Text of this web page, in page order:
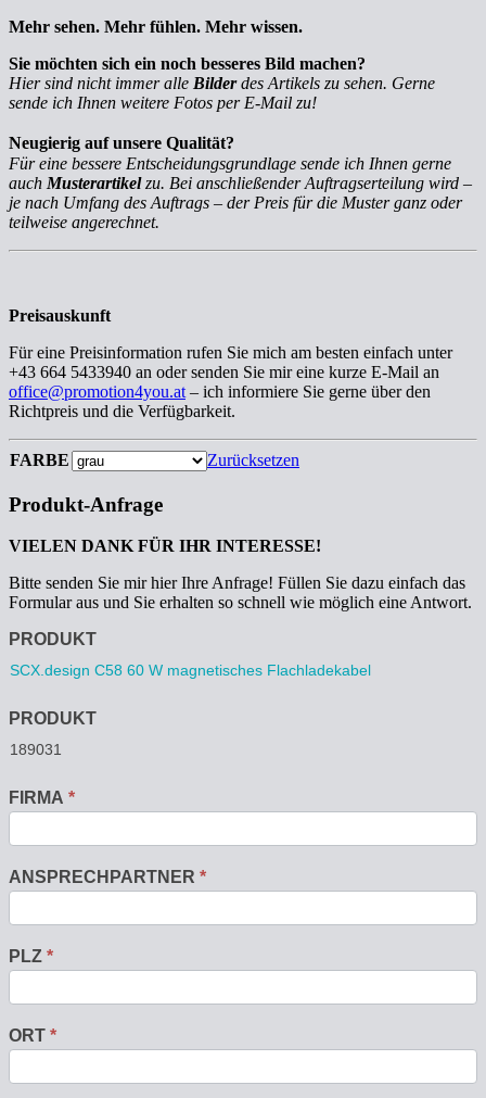
Mehr sehen. Mehr fühlen. Mehr wissen.
Sie möchten sich ein noch besseres Bild machen?
Hier sind nicht immer alle Bilderdes Artikels zu sehen. Gerne
sende ich Ihnen weitere Fotos per E-Mail zu!
Neugierig auf unsere Qualität?
Für eine bessere Entscheidungsgrundlage sende ich Ihnen gerne
auch Musterartikelzu. Bei anschließender Auftragserteilung wird –
je nach Umfang des Auftrags – der Preis für die Muster ganz oder
teilweise angerechnet.
Preisauskunft
Für eine Preisinformation rufen Sie mich am besten einfach unter
+43 664 5433940 an oder senden Sie mir eine kurze E-Mail an
office@promotion4you.at – ich informiere Sie gerne über den
Richtpreis und die Verfügbarkeit.
FARBE Zurücksetzen
Produkt-Anfrage
VIELEN DANK FÜR IHR INTERESSE!
Bitte senden Sie mir hier Ihre Anfrage! Füllen Sie dazu einfach das
Formular aus und Sie erhalten so schnell wie möglich eine Antwort.
Anfrage
PRODUKT
PRODUKT
FIRMA *
ANSPRECHPARTNER *
PLZ *
ORT *